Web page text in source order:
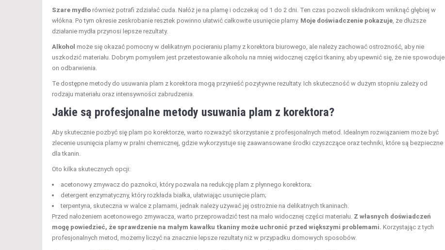
Szare mydło również potrafi zdziałać cuda. Nałóż je na plamę i odczekaj od 1 do 2 dni. Ten czas pozwoli składnikom wniknąć głębiej w
włókna. Po tym okresie zeskrobanie resztek powinno ułatwić całkowite usunięcie plamy. Moje doświadczenie pokazuje , że dłuższe
działanie mydła przynosi lepsze rezultaty.
Alkohol może się okazać pomocny w delikatnym pocieraniu plamy z korektora biurowego, ale należy zachować ostrożność, aby nie
uszkodzić materiału. Dobrym pomysłem jest przetestowanie alkoholu na mniej widocznej części tkaniny, aby upewnić się, że nie spowoduje
on odbarwienia.
Te dostępne metody do usuwania plam z korektora mogą przynieść pozytywne rezultaty. Ich skuteczność w dużym stopniu zależy od
rodzaju materiału oraz intensywności zabrudzenia.
Jakie są profesjonalne metody usuwania plam z korektora?
Aby skutecznie pozbyć się plam po korektorze, warto rozważyć skorzystanie z profesjonalnych metod. Idealnym rozwiązaniem może być
zlecenie usunięcia plamy w pralni chemicznej, gdzie wykorzystuje się zaawansowane środki czyszczące oraz techniki, które są bezpieczne
dla tkanin.
Oto kilka skutecznych opcji:
acetonowy zmywacz do paznokci, który pozwala na redukcję plam z płynnego korektora;
detergent enzymatyczny, który rozkłada białka, ułatwiając usunięcie plam;
terpentyna, skuteczna w walce z plamami, jednak należy używać jej ostrożnie na delikatnych tkaninach.
Przed nałożeniem acetonowego zmywacza, warto przeprowadzić test na mało widocznej części materiału. Z własnych doświadczeń
mogę powiedzieć, że sprawdzenie na małym kawałku tkaniny może uchronić przed większymi problemami. Korzystając z tych
profesjonalnych metod, możemy liczyć na znacznie lepsze rezultaty niż w przypadku domowych sposobów.